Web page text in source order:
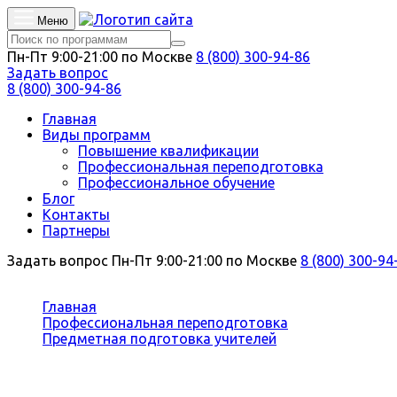
Меню
Пн-Пт 9:00-21:00 по Москве 8 (800) 300-94-86
Задать вопрос
8 (800) 300-94-86
Главная
Виды программ
Повышение квалификации
Профессиональная переподготовка
Профессиональное обучение
Блог
Контакты
Партнеры
Задать вопрос Пн-Пт 9:00-21:00 по Москве 8 (800) 300-
Главная
Профессиональная переподготовка
Предметная подготовка учителей